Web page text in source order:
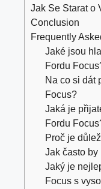
Jak Se Starat o
Conclusion
Frequently
Jaké jsou
Fordu
Na co si dát
Focus?
Jaká je
Fordu
Proč je
Jak často
Jaký je
Focus s